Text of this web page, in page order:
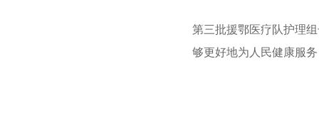
第三批援鄂医疗队护理
够更好地为人民健康服